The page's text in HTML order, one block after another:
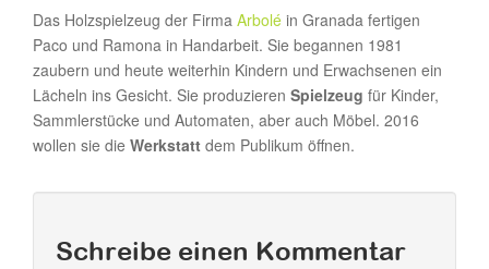
Das Holzspielzeug der Firma Arbolé in Granada fertigen
Paco und Ramona in Handarbeit. Sie begannen 1981
zaubern und heute weiterhin Kindern und Erwachsenen ein
Lächeln ins Gesicht. Sie produzieren Spielzeug für Kinder,
Sammlerstücke und Automaten, aber auch Möbel. 2016
wollen sie die Werkstatt dem Publikum öffnen.
Schreibe einen Kommentar